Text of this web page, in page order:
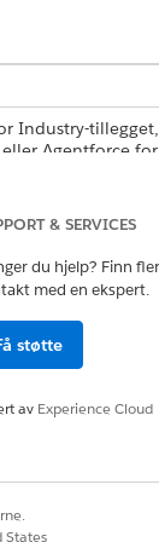
Industry-tillegget,
Agentforce for
Legg til disse
jobb, legger
& SERVICES
du hjelp? Finn
med en ekspert.
støtte
av Experience Cloud
States